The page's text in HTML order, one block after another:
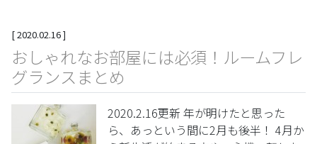
[2020.02.16]
おしゃれなお部屋には必須！ルームフレ
グランスまとめ
2020.2.16更新 年が明けたと思った
ら、あっという間に2月も後半！ 4月か